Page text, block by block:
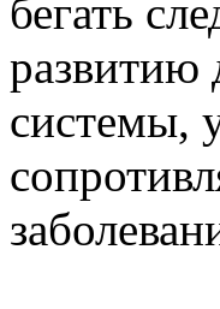
бегать
развитию
системы,